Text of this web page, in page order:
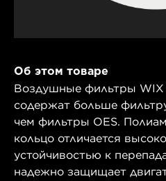
Об этом товаре
Воздушные фильтры WIX
содержат больше
чем фильтры OES.
кольцо отличается
устойчивостью к
надежно защищает